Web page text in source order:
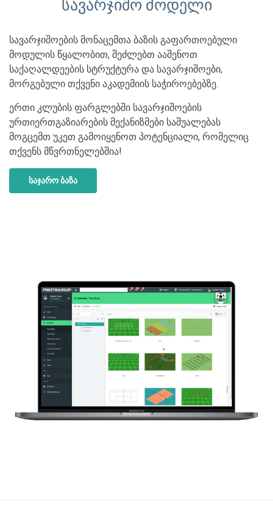
სავარჯიშო მოდელი
სავარჯიშოების მონაცემთა ბაზის გაფართოებული
მოდულის წყალობით, შეძლებთ ააშენოთ
საქაღალდეების სტრუქტურა და სავარჯიშოები,
მორგებული თქვენი აკადემიის საჭიროებებზე.
ერთი კლუბის ფარგლებში სავარჯიშოების
ურთიერთგაზიარების მექანიზმები საშუალებას
მოგცემთ უკეთ გამოიყენოთ პოტენციალი, რომელიც
თქვენს მწვრთნელებშია!
საჯარო ბაზა